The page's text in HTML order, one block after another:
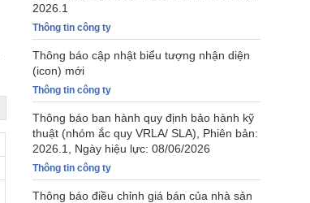
2026.1
Thông tin công ty
Thông báo cập nhật biểu tượng nhận diện
(icon) mới
Thông tin công ty
Thông báo ban hành quy định bảo hành kỹ
thuật (nhóm ắc quy VRLA/ SLA), Phiên bản:
2026.1, Ngày hiệu lực: 08/06/2026
Thông tin công ty
Thông báo điều chỉnh giá bán của nhà sản